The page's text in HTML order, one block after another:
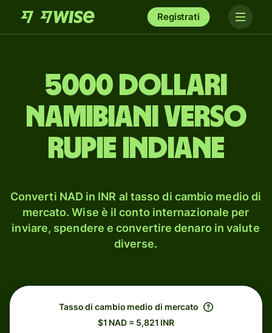
Registrati
5000 dollari
namibiani verso
rupie indiane
Converti NAD in INR al tasso di cambio medio di
mercato. Wise è il conto internazionale per
inviare, spendere e convertire denaro in valute
diverse.
Tasso di cambio medio di mercato
$1 NAD = 5,821 INR